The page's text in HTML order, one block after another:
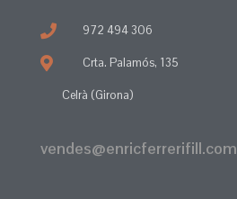
972 494 306
Crta. Palamós, 135
Celrà (Girona)
vendes@enricferrerifill.com